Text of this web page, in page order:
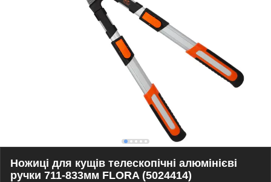
Ножиці для кущів телескопічні алюмінієві
ручки 711-833мм FLORA (5024414)